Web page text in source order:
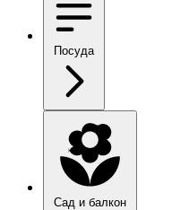
Посуда
Сад и балкон